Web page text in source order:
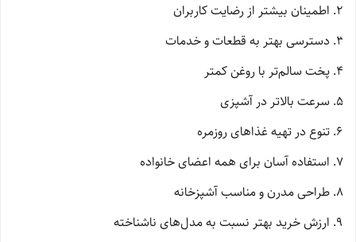
اطمینان بیشتر از رضایت کاربران
دسترسی بهتر به قطعات و خدمات
پخت سالم‌تر با روغن کمتر
سرعت بالاتر در آشپزی
تنوع در تهیه غذاهای روزمره
استفاده آسان برای همه اعضای خانواده
طراحی مدرن و مناسب آشپزخانه
ارزش خرید بهتر نسبت به مدل‌های ناشناخته